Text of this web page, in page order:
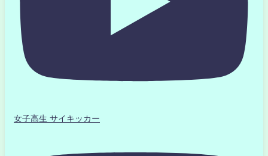
女子高生 サイキッカー